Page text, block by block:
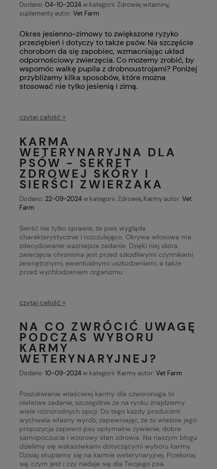
Dodano: 04-10-2024w kategorii: Zdrowie,witaminy,
suplementy autor: Vet Farm
Okres jesienno-zimowy to zwiększone ryzyko
przeziębień i dotyczy to także psów. Na szczęście
chorobom da się zapobiec, wzmacniając układ
odpornościowy zwierzęcia. Co możemy zrobić, by
wspomóc walkę pupila z drobnoustrojami? Poniżej
przybliżamy kilka sposobów, które można
stosować nie tylko jesienią i zimą.
czytaj całość »
KARMA
WETERYNARYJNA DLA
PSÓW - SEKRET
ZDROWEJ SKÓRY I
SIERŚCI ZWIERZAKA
Dodano: 22-09-2024w kategorii: Zdrowie, Karmy autor: Vet
Farm
Sierść nie tylko sprawia, że pies wygląda
charakterystycznie i rozczulająco. Okrywa włosowa ma
zdecydowanie ważniejsze zadanie. Dzięki niej skóra
zwierzęcia chroniona jest przed szkodliwymi czynnikami
zewnętrznymi, ewentualnymi uszkodzeniami, a także
przed wychłodzeniem organizmu.
czytaj całość »
NA CO ZWRÓCIĆ UWAGĘ
PODCZAS WYBORU
KARMY
WETERYNARYJNEJ?
Dodano: 10-09-2024w kategorii: Karmy autor: Vet Farm
Poszukiwanie właściwej karmy dla czworonoga to
niełatwe zadanie, szczególnie że na rynku znajdziemy
wiele różnorodnych opcji. Do tego każdy producent
wychwala własny wyrób, zapewniając, że to właśnie jego
propozycja zapewni psu optymalne żywienie, dobre
samopoczucie i wzorowy stan zdrowia. Na naszym blogu
dzielimy się wskazówkami dotyczącymi wyboru karmy.
Dzisiaj skupiamy się na karmie weterynaryjnej. Przekonaj
się, czym jest i czy nadaje się dla Twojego psa.